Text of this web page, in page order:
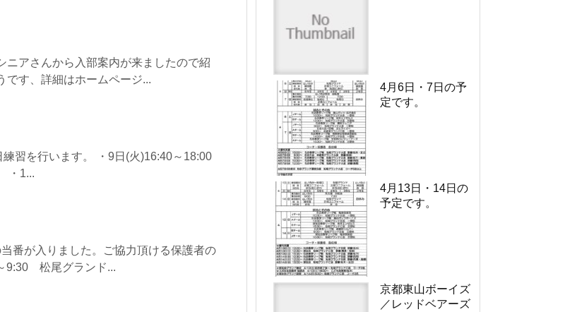
ニアさんから入部案内が来ましたので紹
です、詳細はホームページ...
習を行います。 ・9日(火)16:40～18:00
・1...
番が入りました。ご協力頂ける保護者の
9:30 松尾グランド...
4月6日・7日の予
定です。
4月13日・14日の
予定です。
京都東山ボーイズ
／レッドベアーズ